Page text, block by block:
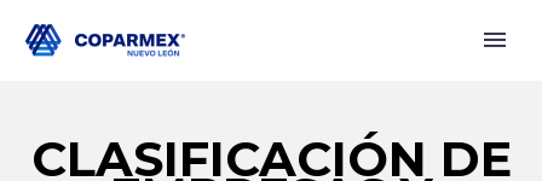
CLASIFICACIÓN DE